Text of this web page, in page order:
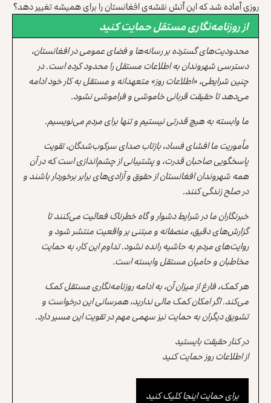
روزی آماده شد که این آتش نقشه‌ی افغانستان را برای همیشه تغییر دهد؟
از روزنامه‌نگاری مستقل حمایت کنید
محدودیت‌های گسترده بر رسانه‌ها و فضای عمومی در افغانستان،
دسترسی شهروندان به اطلاعات مستقل را محدود کرده است. در
چنین شرایطی، «اطلاعات روز» متعهدانه و مستقل به کار خود ادامه
می‌دهد تا حقیقت قربانی خاموشی و فراموشی نشود.
ما وابسته به هیچ قدرتی نیستیم و تنها برای مردم می‌نویسیم.
مأموریت ما افشای فساد، بازتاب صدای سرکوب‌شدگان، تقویت
پاسخگویی صاحبان قدرت، و پشتیبانی از چشم‌اندازی است که در آن
همه شهروندان افغانستان از حقوق و آزادی‌های برابر برخوردار باشند و
در صلح زندگی کنند.
خبرنگاران ما در شرایط دشوار و گاه خطرناک فعالیت می‌کنند تا
گزارش‌های دقیق، منصفانه و مبتنی بر واقعیت منتشر شود و
روایت‌های مردم به حاشیه رانده نشود. تداوم این کار، به حمایت
مخاطبان و حامیان مستقل وابسته است.
هر کمک، فارغ از میزان آن، به ادامه روزنامه‌نگاری مستقل کمک
می‌کند. اگر امکان کمک مالی ندارید، همرسانی این درخواست و
تشویق دیگران به حمایت نیز سهمی مهم در تقویت این مسیر دارد.
در کنار حقیقت بایستید
از اطلاعات روز حمایت کنید
برای حمایت اینجا کلیک کنید